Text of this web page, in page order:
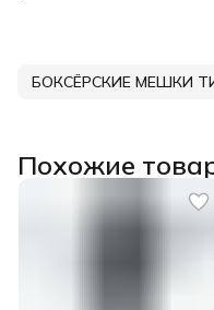
БОКСЁРСКИЕ МЕШКИ
Похожие